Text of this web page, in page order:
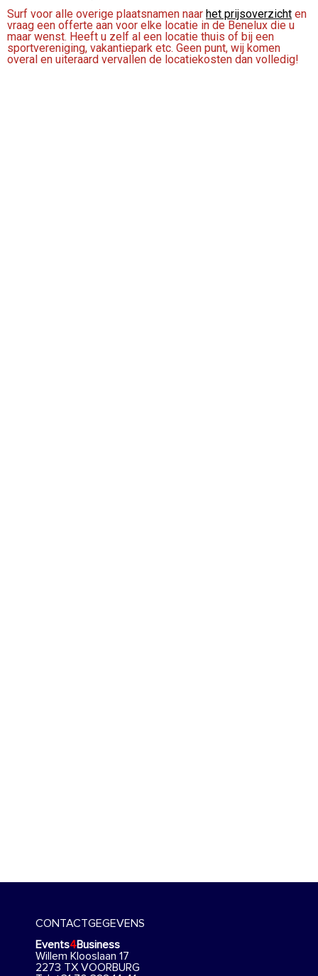
Surf voor alle overige plaatsnamen naar het prijsoverzicht en
vraag een offerte aan voor elke locatie in de Benelux die u
maar wenst. Heeft u zelf al een locatie thuis of bij een
sportvereniging, vakantiepark etc. Geen punt, wij komen
overal en uiteraard vervallen de locatiekosten dan volledig!
CONTACTGEGEVENS
Events4Business
Willem Klooslaan 17
2273 TX VOORBURG